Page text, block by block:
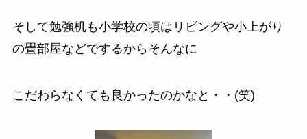
そして勉強机も小学校の頃はリビングや小上がり
の畳部屋などでするからそんなに
こだわらなくても良かったのかなと・・(笑)